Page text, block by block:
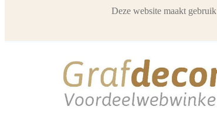
Deze website maakt